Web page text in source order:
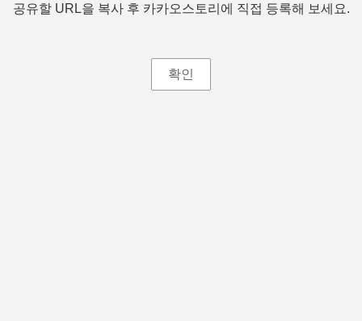
공유할 URL을 복사 후 카카오스토리에 직접 등록해 보세요.
확인